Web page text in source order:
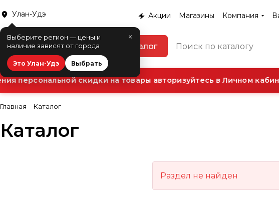
Улан-Удэ
×
Выберите регион — цены и
наличие зависят от города
Это Улан-Удэ Выбрать
Акции Магазины Компания
Каталог
персональной скидки на товары авторизуйтесь в Личном
Главная Каталог
Каталог
Раздел не найден